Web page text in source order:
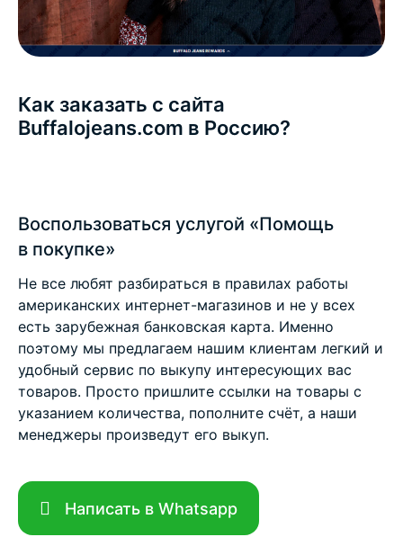
Как заказать с сайта
Buffalojeans.com в Россию?
Воспользоваться услугой «Помощь
в покупке»
Не все любят разбираться в правилах работы
американских интернет-магазинов и не у всех
есть зарубежная банковская карта. Именно
поэтому мы предлагаем нашим клиентам легкий и
удобный сервис по выкупу интересующих вас
товаров. Просто пришлите ссылки на товары с
указанием количества, пополните счёт, а наши
менеджеры произведут его выкуп.
Написать в Whatsapp